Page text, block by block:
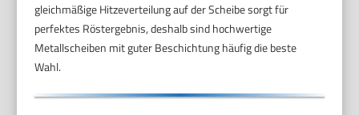
gleichmäßige Hitzeverteilung auf der Scheibe sorgt für
perfektes Röstergebnis, deshalb sind hochwertige
Metallscheiben mit guter Beschichtung häufig die beste
Wahl.